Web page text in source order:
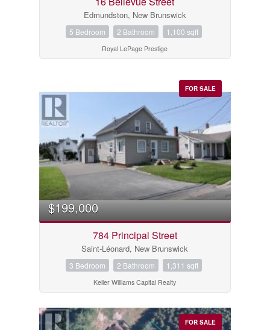
Edmundston, New Brunswick
5 Bedroom 2 Bathroom 1,100 sqft
Royal LePage Prestige
FOR SALE
$199,000
784 Principal Street
Saint-Léonard, New Brunswick
3 Bedroom 2 Bathroom 1,311 sqft
Keller Williams Capital Realty
FOR SALE